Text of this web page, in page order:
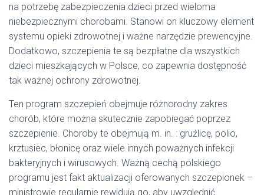
na potrzebę zabezpieczenia dzieci przed wieloma
niebezpiecznymi chorobami. Stanowi on kluczowy element
systemu opieki zdrowotnej i ważne narzędzie prewencyjne.
Dodatkowo, szczepienia te są bezpłatne dla wszystkich
dzieci mieszkających w Polsce, co zapewnia dostępność
tak ważnej ochrony zdrowotnej.
Ten program szczepień obejmuje różnorodny zakres
chorób, które można skutecznie zapobiegać poprzez
szczepienie. Choroby te obejmują m. in. : gruźlicę, polio,
krztusiec, błonicę oraz wiele innych poważnych infekcji
bakteryjnych i wirusowych. Ważną cechą polskiego
programu jest fakt aktualizacji oferowanych szczepionek –
ministrowie regularnie rewidują go, aby uwzględnić